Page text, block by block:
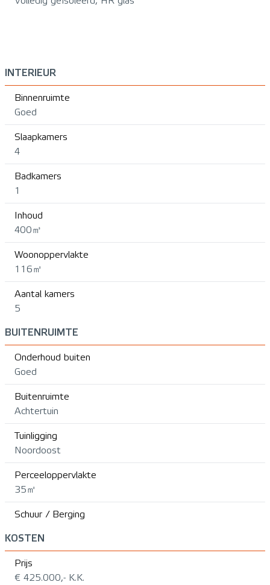
INTERIEUR
Binnenruimte
Goed
Slaapkamers
4
Badkamers
1
Inhoud
400㎥
Woonoppervlakte
116㎡
Aantal kamers
5
BUITENRUIMTE
Onderhoud buiten
Goed
Buitenruimte
Achtertuin
Tuinligging
Noordoost
Perceeloppervlakte
35㎡
Schuur / Berging
KOSTEN
Prijs
€ 425.000,- K.K.